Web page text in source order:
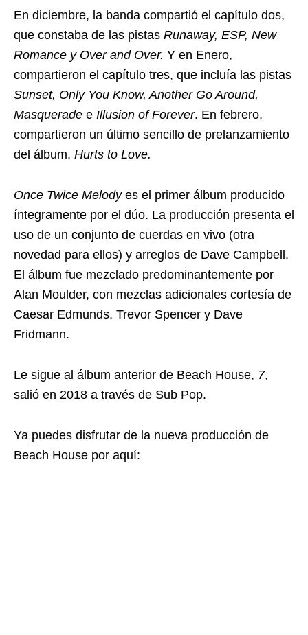
En diciembre, la banda compartió el capítulo dos,
que constaba de las pistas Runaway, ESP, New
Romance y Over and Over. Y en Enero,
compartieron el capítulo tres, que incluía las pistas
Sunset, Only You Know, Another Go Around,
Masquerade e Illusion of Forever. En febrero,
compartieron un último sencillo de prelanzamiento
del álbum, Hurts to Love.
Once Twice Melody es el primer álbum producido
íntegramente por el dúo. La producción presenta el
uso de un conjunto de cuerdas en vivo (otra
novedad para ellos) y arreglos de Dave Campbell.
El álbum fue mezclado predominantemente por
Alan Moulder, con mezclas adicionales cortesía de
Caesar Edmunds, Trevor Spencer y Dave
Fridmann.
Le sigue al álbum anterior de Beach House, 7,
salió en 2018 a través de Sub Pop.
Ya puedes disfrutar de la nueva producción de
Beach House por aquí: